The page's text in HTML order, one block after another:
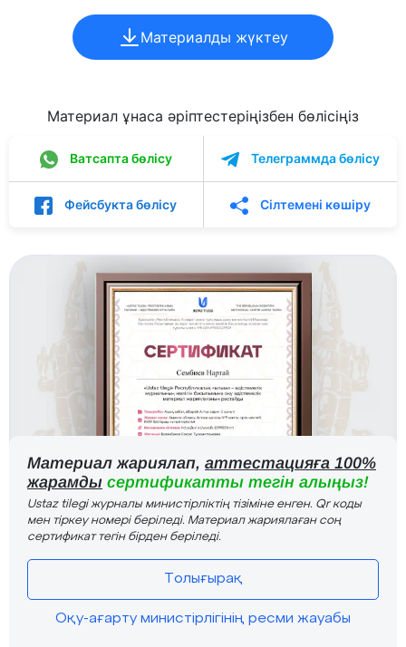
Материалды жүктеу
Материал ұнаса әріптестеріңізбен бөлісіңіз
Ватсапта бөлісу Телеграммда бөлісу
Фейсбукта бөлісу Сілтемені көшіру
Материал жариялап, аттестацияға 100%
жарамды сертификатты тегін алыңыз!
Ustaz tilegi журналы министірліктің тізіміне енген. Qr коды
мен тіркеу номері беріледі. Материал жариялаған соң
сертификат тегін бірден беріледі.
Толығырақ
Оқу-ағарту министірлігінің ресми жауабы